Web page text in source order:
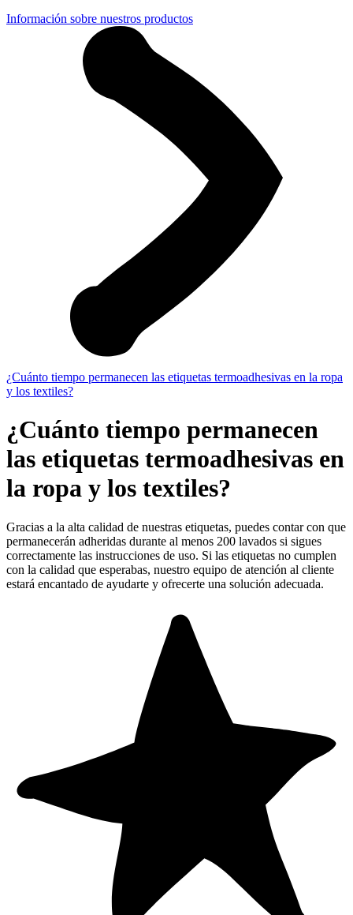
Información sobre nuestros productos
¿Cuánto tiempo permanecen las etiquetas termoadhesivas en la ropa
y los textiles?
¿Cuánto tiempo permanecen
las etiquetas termoadhesivas en
la ropa y los textiles?
Gracias a la alta calidad de nuestras etiquetas, puedes contar con que
permanecerán adheridas durante al menos 200 lavados si sigues
correctamente las instrucciones de uso. Si las etiquetas no cumplen
con la calidad que esperabas, nuestro equipo de atención al cliente
estará encantado de ayudarte y ofrecerte una solución adecuada.